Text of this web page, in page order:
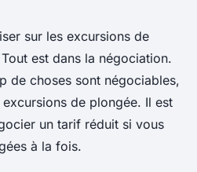
sur les excursions de
est dans la négociation.
de choses sont négociables,
de plongée. Il est
un tarif réduit si vous
à la fois.